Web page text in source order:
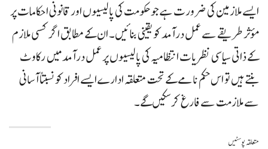
ایسے ملازمین کی ضرورت ہے جو حکومت کی پالیسیوں اور قانونی احکامات پر
مؤثر طریقے سے عمل درآمد کو یقینی بنائیں۔ ان کے مطابق اگر کسی ملازم
کے ذاتی سیاسی نظریات انتظامیہ کی پالیسیوں پر عمل درآمد میں رکاوٹ
بنتے ہیں تو اس حکم نامے کے تحت متعلقہ ادارے ایسے افراد کو نسبتاً آسانی
سے ملازمت سے فارغ کر سکیں گے۔
متعلقہ پوسٹیں